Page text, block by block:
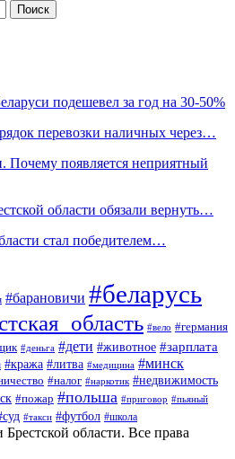
подешевел за год на 30-50%
перевозки наличных через…
Почему появляется неприятный
области обязали вернуть…
стал победителем…
#барановичи #беларусь
#вело #германия
#деньга #дети #животное #зарплата
#кража #литва #медицина #минск
#налог #наркотик #недвижимость
#пожар #польша #приговор #пьяный
#такси #футбол #школа
области. Все права